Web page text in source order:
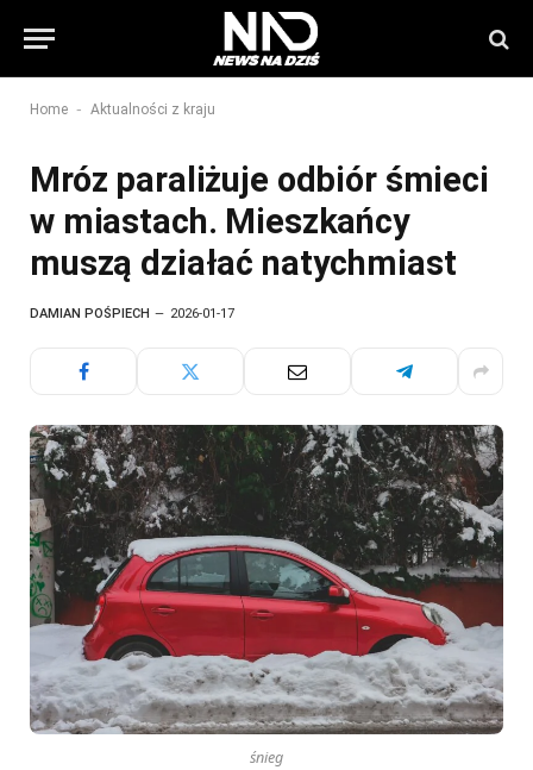
Home - Aktualności z kraju
Mróz paraliżuje odbiór śmieci
w miastach. Mieszkańcy
muszą działać natychmiast
DAMIAN POŚPIECH 2026-01-17
śnieg